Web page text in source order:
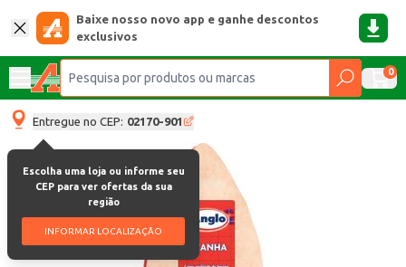
Baixe nosso novo app e ganhe descontos
exclusivos
0
Entregue no CEP: 02170-901
Escolha uma loja ou informe seu
CEP para ver ofertas da sua
região
INFORMAR LOCALIZAÇÃO